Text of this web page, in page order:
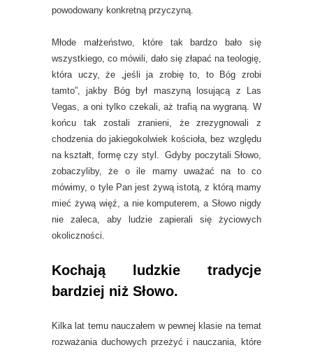
powodowany konkretną przyczyną.
Młode małżeństwo, które tak bardzo bało się
wszystkiego, co mówili, dało się złapać na teologię,
która uczy, że „jeśli ja zrobię to, to Bóg zrobi
tamto”, jakby Bóg był maszyną losującą z Las
Vegas, a oni tylko czekali, aż trafią na wygraną. W
końcu tak zostali zranieni, że zrezygnowali z
chodzenia do jakiegokolwiek kościoła, bez względu
na kształt, formę czy styl. Gdyby poczytali Słowo,
zobaczyliby, że o ile mamy uważać na to co
mówimy, o tyle Pan jest żywą istotą, z którą mamy
mieć żywą więź, a nie komputerem, a Słowo nigdy
nie zaleca, aby ludzie zapierali się życiowych
okoliczności.
Kochają ludzkie tradycje
bardziej niż Słowo.
Kilka lat temu nauczałem w pewnej klasie na temat
rozważania duchowych przeżyć i nauczania, które